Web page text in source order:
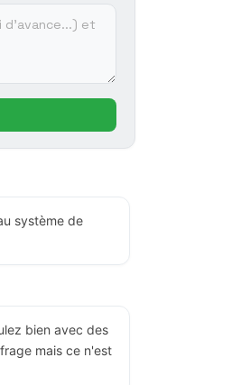
système de
bien avec des
mais ce n'est